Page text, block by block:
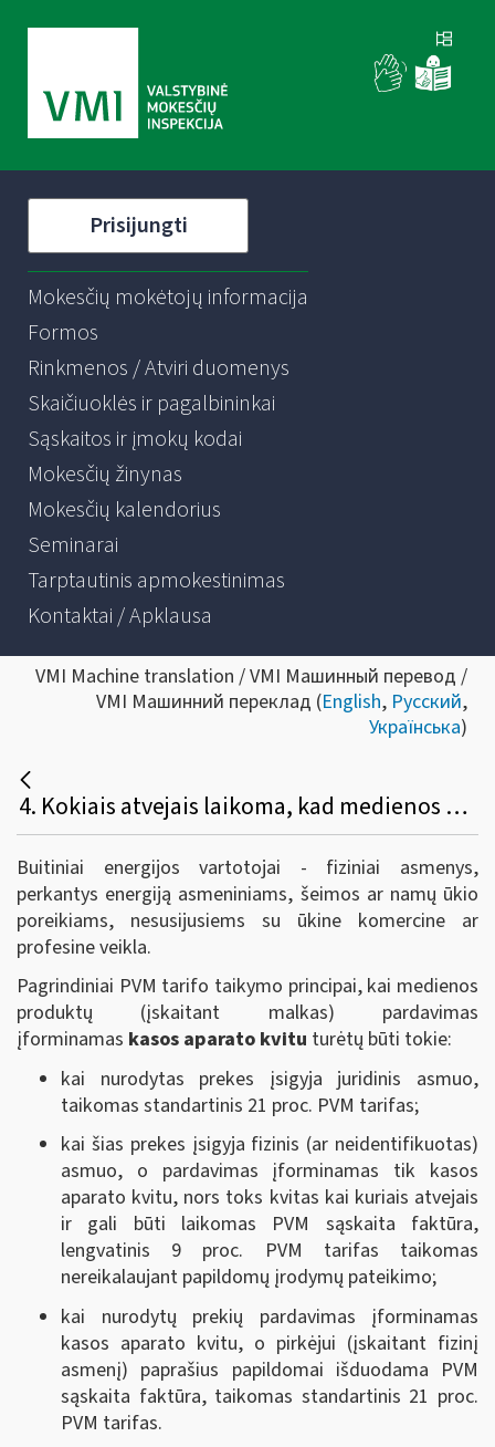
Prisijungti
Mokesčių mokėtojų informacija
Formos
Rinkmenos / Atviri duomenys
Skaičiuoklės ir pagalbininkai
Sąskaitos ir įmokų kodai
Mokesčių žinynas
Mokesčių kalendorius
Seminarai
Tarptautinis apmokestinimas
Kontaktai / Apklausa
VMI Machine translation / VMI Машинный перевод /
VMI Машинний переклад (English, Русский,
Українська)
4. Kokiais atvejais laikoma, kad medienos produktai (įskaitant malkas) parduodami buitiniams energijos vartotojams ir taikomas lengvatinis 9 proc. PVM tarifas?
Buitiniai energijos vartotojai - fiziniai asmenys,
perkantys energiją asmeniniams, šeimos ar namų ūkio
poreikiams, nesusijusiems su ūkine komercine ar
profesine veikla.
Pagrindiniai PVM tarifo taikymo principai, kai medienos
produktų (įskaitant malkas) pardavimas
įforminamas kasos aparato kvitu turėtų būti tokie:
kai nurodytas prekes įsigyja juridinis asmuo,
taikomas standartinis 21 proc. PVM tarifas;
kai šias prekes įsigyja fizinis (ar neidentifikuotas)
asmuo, o pardavimas įforminamas tik kasos
aparato kvitu, nors toks kvitas kai kuriais atvejais
ir gali būti laikomas PVM sąskaita faktūra,
lengvatinis 9 proc. PVM tarifas taikomas
nereikalaujant papildomų įrodymų pateikimo;
kai nurodytų prekių pardavimas įforminamas
kasos aparato kvitu, o pirkėjui (įskaitant fizinį
asmenį) paprašius papildomai išduodama PVM
sąskaita faktūra, taikomas standartinis 21 proc.
PVM tarifas.